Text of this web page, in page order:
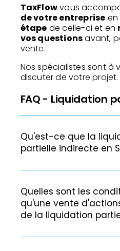
TaxFlowvous
de votre entreprise en
étape de celle-ci et en
vos questionsavant,
vente.
Nos spécialistes sont à
discuter de votre projet.
FAQ - Liquidation
Qu'est-ce que la
partielle indirecte en
Quelles sont les
qu'une vente
de la liquidation